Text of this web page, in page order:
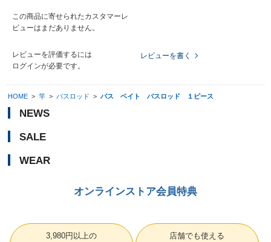
この商品に寄せられたカスタマーレ
ビューはまだありません。
レビューを評価するには
ログインが必要です。
レビューを書く
HOME > 竿 > バスロッド > バス ベイト バスロッド １ピース
NEWS
SALE
WEAR
オンラインストア会員特典
3,980円以上の
店舗でも使える